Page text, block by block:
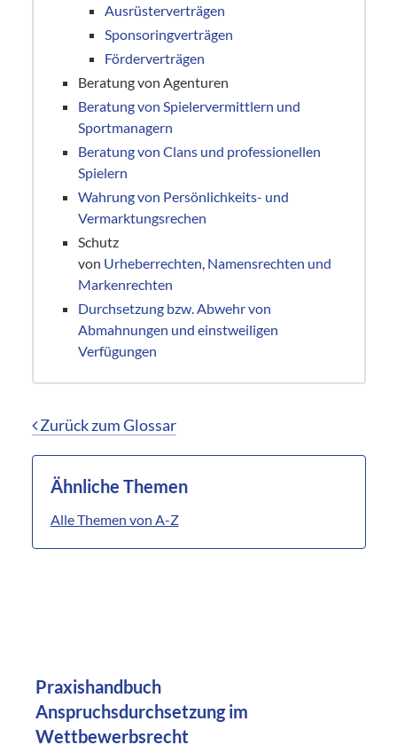
Ausrüsterverträgen
Sponsoringverträgen
Förderverträgen
Beratung von Agenturen
Beratung von Spielervermittlern und
Sportmanagern
Beratung von Clans und professionellen
Spielern
Wahrung von Persönlichkeits- und
Vermarktungsrechen
Schutz
von Urheberrechten Namensrechten und
Markenrechten
Durchsetzung bzw. Abwehr von
Abmahnungen und einstweiligen
Verfügungen
Zurück zum Glossar
Ähnliche Themen
Alle Themen von A-Z
Praxishandbuch
Anspruchsdurchsetzung im
Wettbewerbsrecht